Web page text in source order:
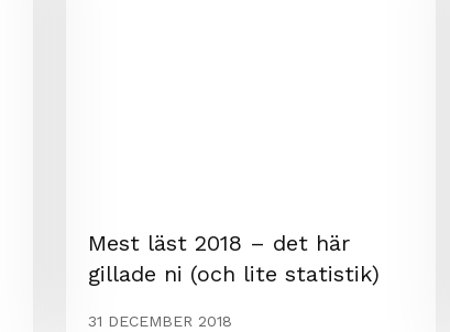
Mest läst 2018 – det här
gillade ni (och lite statistik)
31 DECEMBER 2018